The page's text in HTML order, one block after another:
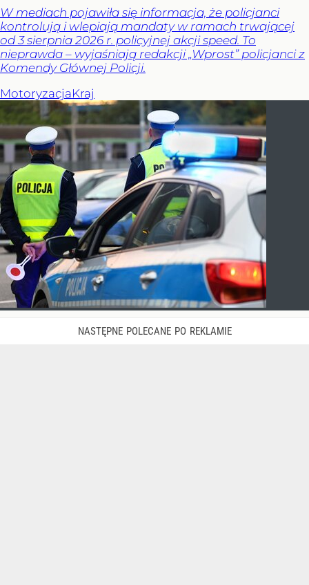
W mediach pojawiła się informacja, że policjanci
kontrolują i wlepiają mandaty w ramach trwającej
od 3 sierpnia 2026 r. policyjnej akcji speed. To
nieprawda – wyjaśniają redakcji „Wprost” policjanci z
Komendy Głównej Policji.
MotoryzacjaKraj